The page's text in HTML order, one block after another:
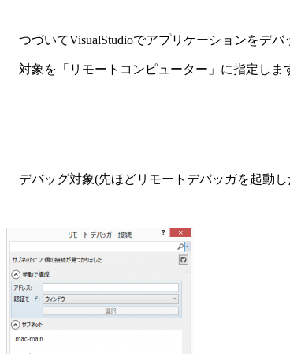
つづいてVisualStudioでアプリケーションをデバ
対象を「リモートコンピューター」に指定しま
デバッグ対象(先ほどリモートデバッガを起動